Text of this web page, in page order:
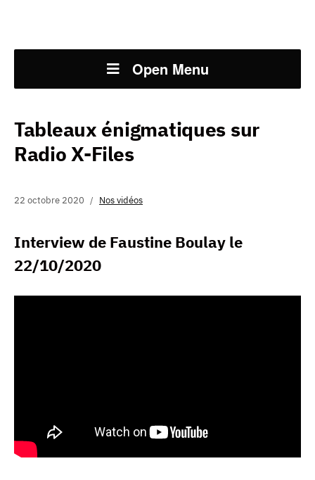
Open Menu
Tableaux énigmatiques sur
Radio X-Files
22 octobre 2020 Nos vidéos
Interview de Faustine Boulay le
22/10/2020